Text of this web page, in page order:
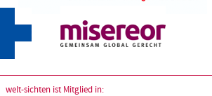
welt-sichten ist Mitglied in: